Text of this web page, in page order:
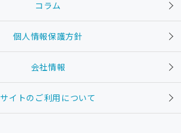
コラム
個人情報保護方針
会社情報
サイトのご利用について